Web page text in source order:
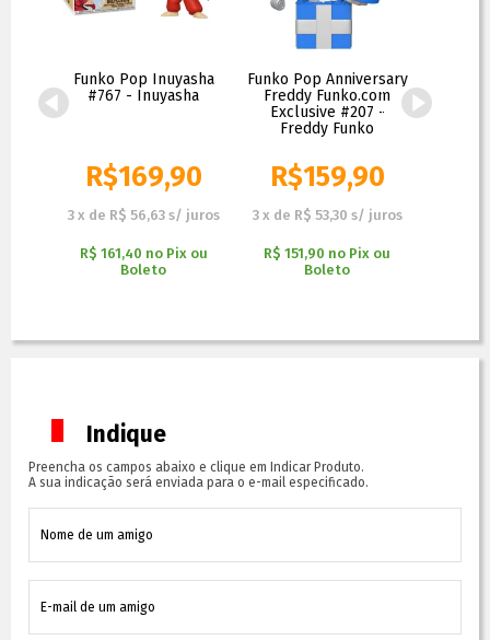
Funko Pop Inuyasha
#767 - Inuyasha
R$169,90
3 x de R$ 56,63 s/ juros
R$ 161,40 no Pix ou
Boleto
Funko Pop Anniversary
Freddy Funko.com
Exclusive #207 -
Freddy Funko
R$159,90
3 x de R$ 53,30 s/ juros
R$ 151,90 no Pix ou
Boleto
Indique
Preencha os campos abaixo e clique em Indicar Produto.
A sua indicação será enviada para o e-mail especificado.